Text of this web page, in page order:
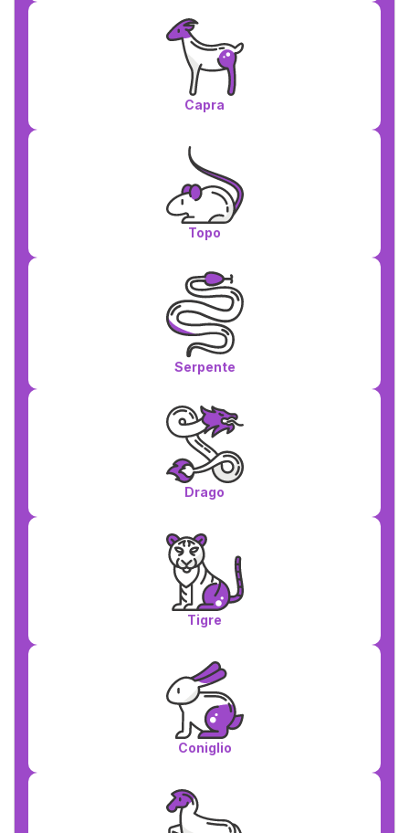
Capra
Topo
Serpente
Drago
Tigre
Coniglio